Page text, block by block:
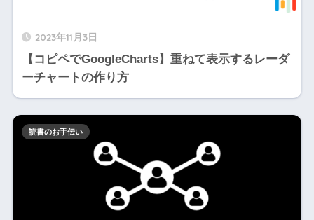
2023年11月3日
【コピペでGoogleCharts】重ねて表示するレーダ
ーチャートの作り方
読書のお手伝い